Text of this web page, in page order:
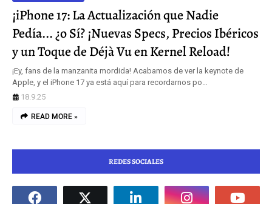
¡iPhone 17: La Actualización que Nadie
Pedía... ¿o Sí? ¡Nuevas Specs, Precios Ibéricos
y un Toque de Déjà Vu en Kernel Reload!
¡Ey, fans de la manzanita mordida! Acabamos de ver la keynote de
Apple, y el iPhone 17 ya está aquí para recordarnos po…
18.9.25
READ MORE »
REDES SOCIALES